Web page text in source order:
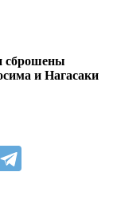
сброшены
и Нагасаки